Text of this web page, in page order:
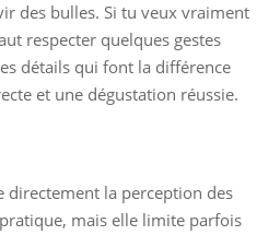
des bulles. Si tu veux vraiment
respecter quelques gestes
détails qui font la différence
et une dégustation réussie.
directement la perception des
mais elle limite parfois